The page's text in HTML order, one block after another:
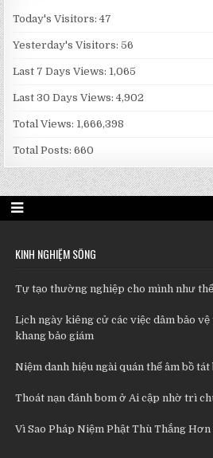
Today's Visitors:47
Yesterday's Visitors:56
Last 7 Days Views: 1,065
Last 30 Days Views:4,902
Total Views: 1,666,398
Total Posts:660
KINH NGHIỆM SỐNG
Tự tạo thường nghiệp cho mình như
Lịch ngày kiêng cử các việc dâm bảo
khang bảo giám
Niệm danh hiệu ngài quán thế âm bồ
Thoát nạn đánh bom ở Ai cập nhờ trì
Vì Sao Pháp Niệm Phật Thù Thắng Hơn